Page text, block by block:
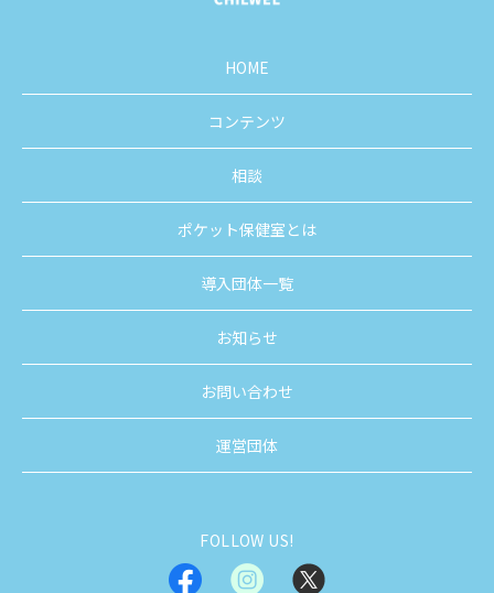
HOME
コンテンツ
相談
ポケット保健室とは
導入団体一覧
お知らせ
お問い合わせ
運営団体
FOLLOW US!